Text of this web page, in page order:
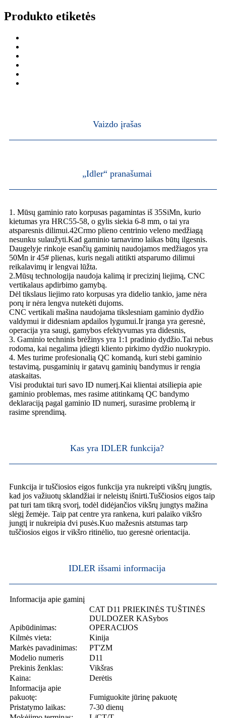
Produkto etiketės
Vaizdo įrašas
„Idler“ pranašumai
1. Mūsų gaminio rato korpusas pagamintas iš 35SiMn, kurio
kietumas yra HRC55-58, o gylis siekia 6-8 mm, o tai yra
atsparesnis dilimui.42Crmo plieno centrinio veleno medžiagą
nesunku sulaužyti.Kad gaminio tarnavimo laikas būtų ilgesnis.
Daugelyje rinkoje esančių gaminių naudojamos medžiagos yra
50Mn ir 45# plienas, kuris negali atitikti atsparumo dilimui
reikalavimų ir lengvai lūžta.
2.Mūsų technologija naudoja kalimą ir precizinį liejimą, CNC
vertikalaus apdirbimo gamybą.
Dėl tikslaus liejimo rato korpusas yra didelio tankio, jame nėra
porų ir nėra lengva nutekėti dujoms.
CNC vertikali mašina naudojama tikslesniam gaminio dydžio
valdymui ir didesniam apdailos lygumui.Ir įranga yra geresnė,
operacija yra saugi, gamybos efektyvumas yra didesnis,
3. Gaminio techninis brėžinys yra 1:1 pradinio dydžio.Tai nebus
rodoma, kai negalima įdiegti kliento pirkimo dydžio nuokrypio.
4. Mes turime profesionalią QC komandą, kuri stebi gaminio
testavimą, pusgaminių ir gatavų gaminių bandymus ir rengia
ataskaitas.
Visi produktai turi savo ID numerį.Kai klientai atsiliepia apie
gaminio problemas, mes rasime atitinkamą QC bandymo
deklaraciją pagal gaminio ID numerį, surasime problemą ir
rasime sprendimą.
Kas yra IDLER funkcija?
Funkcija ir tuščiosios eigos funkcija yra nukreipti vikšrų jungtis,
kad jos važiuotų sklandžiai ir neleistų išnirti.Tuščiosios eigos taip
pat turi tam tikrą svorį, todėl didėjančios vikšrų jungtys mažina
slėgį žemėje. Taip pat centre yra rankena, kuri palaiko vikšro
jungtį ir nukreipia dvi pusės.Kuo mažesnis atstumas tarp
tuščiosios eigos ir vikšro ritinėlio, tuo geresnė orientacija.
IDLER išsami informacija
Informacija apie gaminį
Apibūdinimas:
CAT D11 PRIEKINĖS TUŠTINĖS
DULDOZER KASybos
OPERACIJOS
Kilmės vieta:
Kinija
Markės pavadinimas:
PT'ZM
Modelio numeris
D11
Prekinis ženklas:
Vikšras
Kaina:
Derėtis
Informacija apie
pakuotę:
Fumiguokite jūrinę pakuotę
Pristatymo laikas:
7-30 dienų